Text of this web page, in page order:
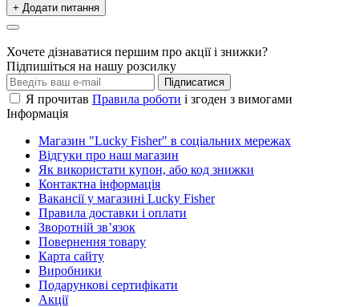
+ Додати питання
Хочете дізнаватися першим про акції і знижки?
Підпишіться на нашу розсилку
Підписатися
Я прочитав Правила роботи і згоден з вимогами
Інформація
Магазин "Lucky Fisher" в соціальних мережах
Відгуки про наш магазин
Як використати купон, або код знижки
Контактна інформація
Вакансії у магазині Lucky Fisher
Правила доставки і оплати
Зворотній зв’язок
Повернення товару
Карта сайту
Виробники
Подарункові сертифікати
Акції